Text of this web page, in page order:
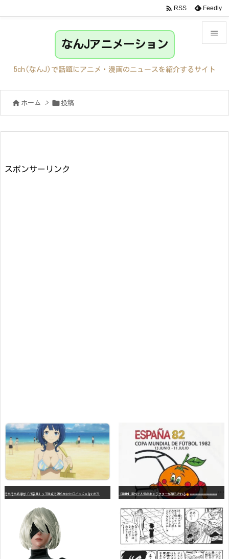

サイド
前へ

 RSS Feedly
なんJアニメーション
5ch(なんJ)で話題にアニメ・漫画のニュースを紹介するサイト
 ホーム >  投稿
スポンサーリンク
そもそも名字が「八奈見」って時点で明らかにヒロインじゃないだろ 【画像】海外で人気のキャラクターが開示される wwwwwwwwwwwwwwwwwwwwwwwwwwwwwwwwwwwwwwwwwwwwwwwww